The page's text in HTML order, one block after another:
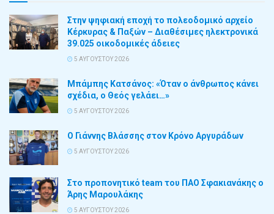
Στην ψηφιακή εποχή το πολεοδομικό αρχείο
Κέρκυρας & Παξών – Διαθέσιμες ηλεκτρονικά
39.025 οικοδομικές άδειες
5 ΑΥΓΟΎΣΤΟΥ 2026
Μπάμπης Κατσάνος: «Όταν ο άνθρωπος κάνει
σχέδια, ο Θεός γελάει…»
5 ΑΥΓΟΎΣΤΟΥ 2026
Ο Γιάννης Βλάσσης στον Κρόνο Αργυράδων
5 ΑΥΓΟΎΣΤΟΥ 2026
Στο προπονητικό team του ΠΑΟ Σφακιανάκης ο
Άρης Μαρουλάκης
5 ΑΥΓΟΎΣΤΟΥ 2026